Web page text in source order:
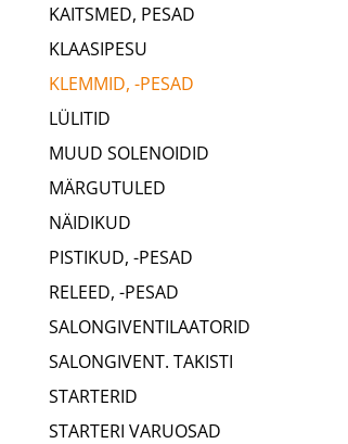
KAITSMED, PESAD
KLAASIPESU
KLEMMID, -PESAD
LÜLITID
MUUD SOLENOIDID
MÄRGUTULED
NÄIDIKUD
PISTIKUD, -PESAD
RELEED, -PESAD
SALONGIVENTILAATORID
SALONGIVENT. TAKISTI
STARTERID
STARTERI VARUOSAD